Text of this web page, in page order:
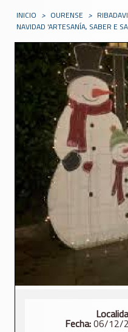
INICIO > OURENSE >
NAVIDAD 'ARTESANÍA, SABER E
Fecha:06/12/